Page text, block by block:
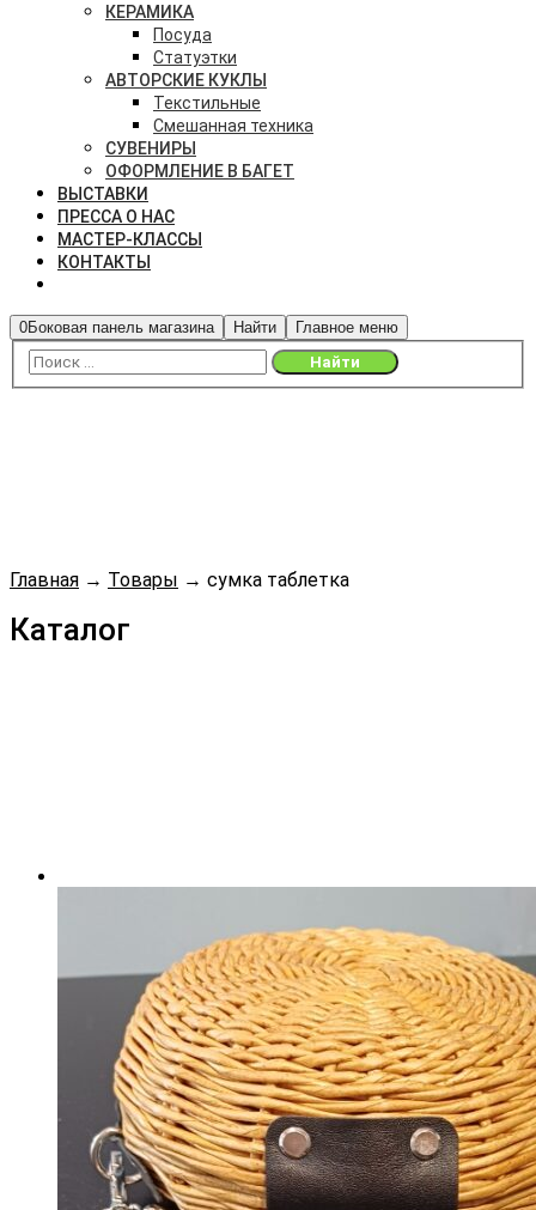
КЕРАМИКА
Посуда
Статуэтки
АВТОРСКИЕ КУКЛЫ
Текстильные
Смешанная техника
СУВЕНИРЫ
ОФОРМЛЕНИЕ В БАГЕТ
ВЫСТАВКИ
ПРЕССА О НАС
МАСТЕР-КЛАССЫ
КОНТАКТЫ
0Боковая панель магазина Найти Главное меню
Главная → Товары → сумка таблетка
Каталог